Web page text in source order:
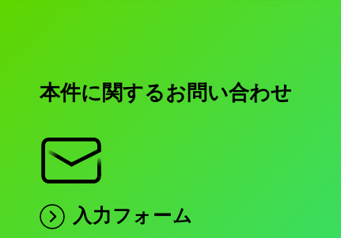
本件に関するお問い合わせ
入力フォーム